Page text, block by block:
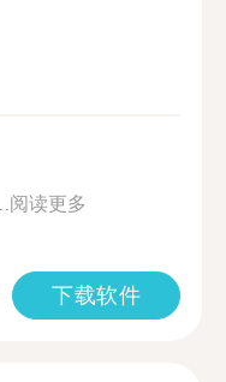
阅读更多
下载软件